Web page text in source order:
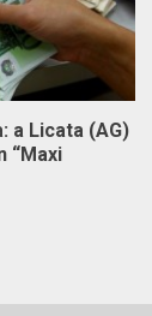
a Licata (AG)
“Maxi